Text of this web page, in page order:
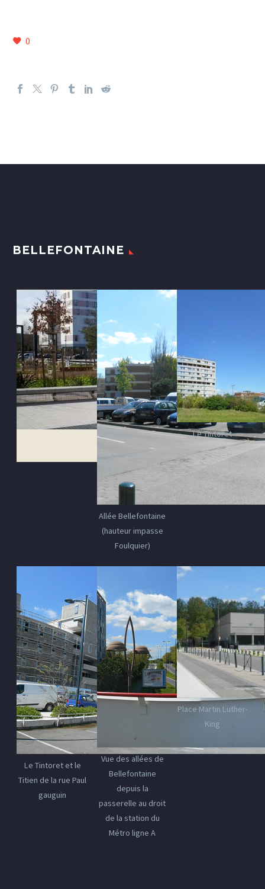
0
BELLEFONTAINE
Allée Bellefontaine
(hauteur impasse
Foulquier)
Le Tintoret
Le Tintoret et le
Titien de la rue Paul
gauguin
Vue des allées de
Bellefontaine
depuis la
passerelle au droit
de la station du
Métro ligne A
Place Martin Luther-
King